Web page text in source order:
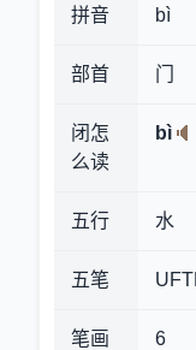
拼音 bì
部首 门
闭怎
么读
bì
五行 水
五笔
笔画
6